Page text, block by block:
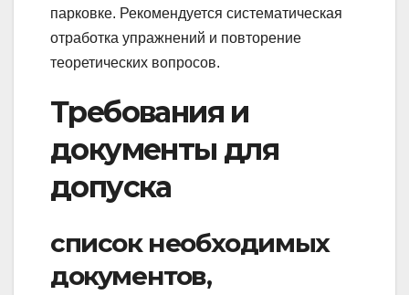
парковке. Рекомендуется систематическая
отработка упражнений и повторение
теоретических вопросов.
Требования и
документы для
допуска
список необходимых
документов,